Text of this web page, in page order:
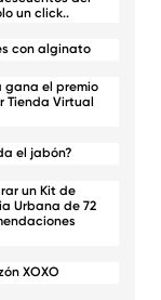
un click..
con alginato
gana el premio
Tienda Virtual
el jabón?
un Kit de
Urbana de 72
XOXO